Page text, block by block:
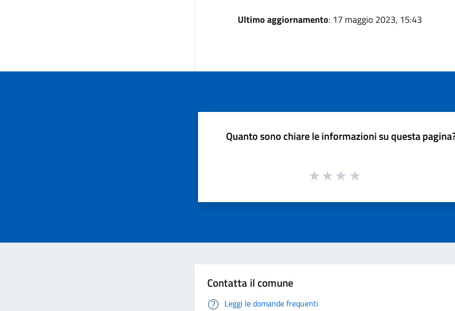
Ultimo aggiornamento: 17 maggio 2023, 15:43
Quanto sono chiare le informazioni su questa
Contatta il comune
Leggi le domande frequenti